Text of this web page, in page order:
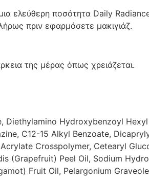
ελεύθερη ποσότητα Daily
πριν εφαρμόσετε μακιγιάζ.
της μέρας όπως χρειάζεται.
Diethylamino Hydroxybenzoyl
C12-15 Alkyl Benzoate,
Crosspolymer, Cetearyl
(Grapefruit) Peel Oil, Sodium
Fruit Oil, Pelargonium